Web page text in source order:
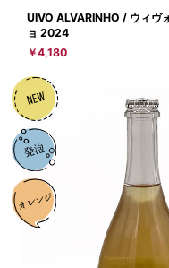
UIVO ALVARINHO / ウィヴ
ョ 2024
￥4,180